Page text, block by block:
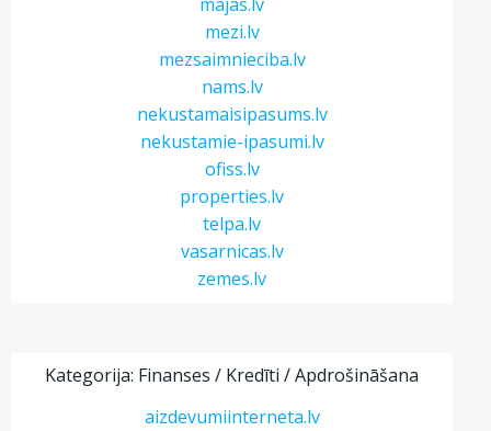
mezi.lv
mezsaimnieciba.lv
nams.lv
nekustamaisipasums.lv
nekustamie-ipasumi.lv
ofiss.lv
properties.lv
telpa.lv
vasarnicas.lv
zemes.lv
Kategorija: Finanses / Kredīti / Apdrošināšana
aizdevumiinterneta.lv